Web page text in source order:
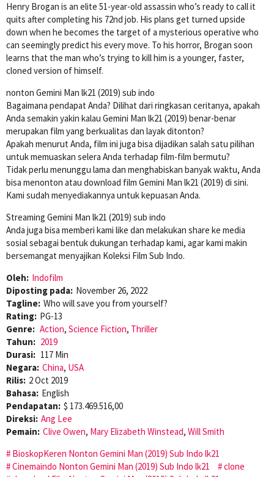
Henry Brogan is an elite 51-year-old assassin who’s ready to call it
quits after completing his 72nd job. His plans get turned upside
down when he becomes the target of a mysterious operative who
can seemingly predict his every move. To his horror, Brogan soon
learns that the man who’s trying to kill him is a younger, faster,
cloned version of himself.
nonton Gemini Man lk21 (2019) sub indo
Bagaimana pendapat Anda? Dilihat dari ringkasan ceritanya, apakah
Anda semakin yakin kalau Gemini Man lk21 (2019) benar-benar
merupakan film yang berkualitas dan layak ditonton?
Apakah menurut Anda, film ini juga bisa dijadikan salah satu pilihan
untuk memuaskan selera Anda terhadap film-film bermutu?
Tidak perlu menunggu lama dan menghabiskan banyak waktu, Anda
bisa menonton atau download film Gemini Man lk21 (2019) di sini.
Kami sudah menyediakannya untuk kepuasan Anda.
Streaming Gemini Man lk21 (2019) sub indo
Anda juga bisa memberi kami like dan melakukan share ke media
sosial sebagai bentuk dukungan terhadap kami, agar kami makin
bersemangat menyajikan Koleksi Film Sub Indo.
Oleh: Indofilm
Diposting pada: November 26, 2022
Tagline: Who will save you from yourself?
Rating: PG-13
Genre: Action, Science Fiction, Thriller
Tahun: 2019
Durasi: 117 Min
Negara: China, USA
Rilis: 2 Oct 2019
Bahasa: English
Pendapatan: $ 173.469.516,00
Direksi: Ang Lee
Pemain: Clive Owen, Mary Elizabeth Winstead, Will Smith
BioskopKeren Nonton Gemini Man (2019) Sub Indo lk21
Cinemaindo Nonton Gemini Man (2019) Sub Indo lk21
clone